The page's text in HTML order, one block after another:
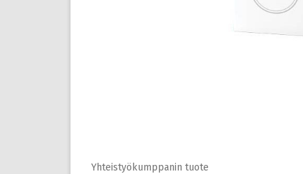
Yhteistyökumppanin tuote